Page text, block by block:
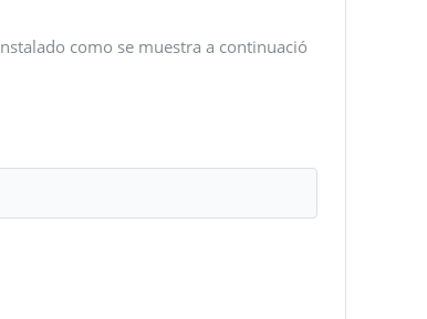
como se muestra a continuació